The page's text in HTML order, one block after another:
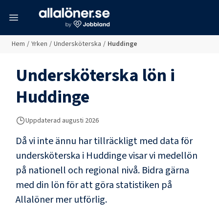
Hem / Yrken / Undersköterska / Huddinge
Undersköterska lön i
Huddinge
Uppdaterad augusti 2026
Då vi inte ännu har tillräckligt med data för
undersköterska i Huddingevisar vi medellön
på nationell och regional nivå. Bidra gärna
med din lön för att göra statistiken på
Allalöner mer utförlig.